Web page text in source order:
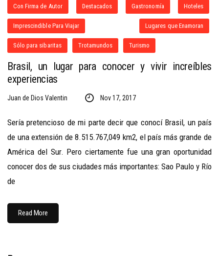
Con Firma de Autor Destacados Gastronomía Hoteles
Imprescindible Para Viajar Lugares que Enamoran
Sólo para sibaritas Trotamundos Turismo
Brasil, un lugar para conocer y vivir increíbles
experiencias
Juan de Dios Valentin Nov 17, 2017
Sería pretencioso de mi parte decir que conocí Brasil, un país
de una extensión de 8.515.767,049 km2, el país más grande de
América del Sur. Pero ciertamente fue una gran oportunidad
conocer dos de sus ciudades más importantes: Sao Paulo y Río
de
Read More